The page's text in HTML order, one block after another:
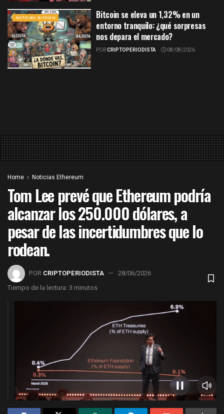
NOTICIAS BITCOIN
Bitcoin se eleva un 1,32% en un
entorno tranquilo: ¿qué sorpresas
nos depara el mercado?
PORCRIPTOPERIODISTA 08/08/2026
Home Noticias Ethereum
Tom Lee prevé que Ethereum podría
alcanzar los 250.000 dólares, a
pesar de las incertidumbres que lo
rodean.
POR CRIPTOPERIODISTA
28/06/2026
Tiempo de la lectura: 3 minutos